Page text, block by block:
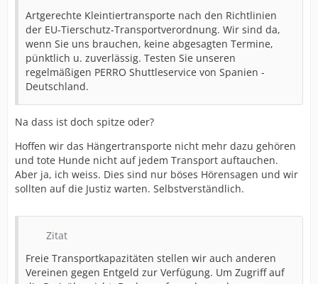
Artgerechte Kleintiertransporte nach den Richtlinien
der EU-Tierschutz-Transportverordnung. Wir sind da,
wenn Sie uns brauchen, keine abgesagten Termine,
pünktlich u. zuverlässig. Testen Sie unseren
regelmäßigen PERRO Shuttleservice von Spanien -
Deutschland.
Na dass ist doch spitze oder?
Hoffen wir das Hängertransporte nicht mehr dazu gehören
und tote Hunde nicht auf jedem Transport auftauchen.
Aber ja, ich weiss. Dies sind nur böses Hörensagen und wir
sollten auf die Justiz warten. Selbstverständlich.
Zitat
Freie Transportkapazitäten stellen wir auch anderen
Vereinen gegen Entgeld zur Verfügung. Um Zugriff auf